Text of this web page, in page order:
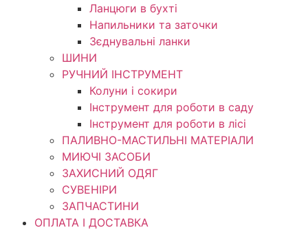
Ланцюги в бухті
Напильники та заточки
Зєднувальні ланки
ШИНИ
РУЧНИЙ ІНСТРУМЕНТ
Колуни і сокири
Інструмент для роботи в саду
Інструмент для роботи в лісі
ПАЛИВНО-МАСТИЛЬНІ МАТЕРІАЛИ
МИЮЧІ ЗАСОБИ
ЗАХИСНИЙ ОДЯГ
СУВЕНІРИ
ЗАПЧАСТИНИ
ОПЛАТА І ДОСТАВКА